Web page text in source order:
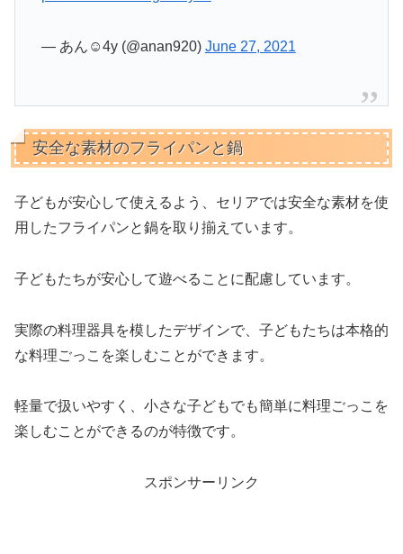
— あん☺︎4y (@anan920) June 27, 2021
安全な素材のフライパンと鍋
子どもが安心して使えるよう、セリアでは安全な素材を使
用したフライパンと鍋を取り揃えています。
子どもたちが安心して遊べることに配慮しています。
実際の料理器具を模したデザインで、子どもたちは本格的
な料理ごっこを楽しむことができます。
軽量で扱いやすく、小さな子どもでも簡単に料理ごっこを
楽しむことができるのが特徴です。
スポンサーリンク